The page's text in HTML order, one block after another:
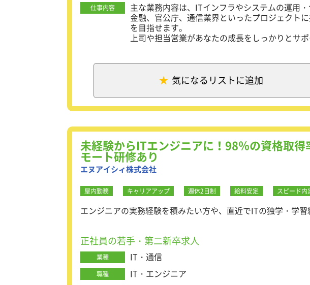
仕事内容
主な業務内容は、ITインフラやシステムの運用・
金融、官公庁、通信業界といったプロジェクト
を目指せます。
上司や担当営業があなたの成長をしっかりとサ
まずはエンジニアとしての基礎を築くため、イ
ヘルプデスクや運用・監視といったシンプルな
ください。
※プロジェクト先はひとりひとりの適性に合わ
※2～3ヶ月の短期プロジェクトもあり、幅広い
【仕事内容】
・ITシステムを利用する企業からの問い合わせに
・システムが正常に稼働するよう、マニュアル
・完成したシステムなどにミスがないか確認
・打ち合わせに参加し、資料作成などのサポート
将来的には「大手金融企業のシステム構築」や
より高度な上流工程の業務にも挑戦できます。
■充実した研修でエンジニアとしての第一歩をサ
最初の1ヶ月間は、業務には携わらず研修に集中
3名の講師が「社会人としての基礎知識」「現場
フラエンジニアの実務スキル」などを一から丁寧
気になるリストに追加
未経験からITエンジニアに！98％の資格取
モート研修あり
エヌアイシィ株式会社
屋内勤務 キャリアアップ 週休2日制 給料安定 スピード内
エンジニアの実務経験を積みたい方や、直近でITの独学・学
正社員の若手・第二新卒求人
業種 IT・通信
職種 IT・エンジニア